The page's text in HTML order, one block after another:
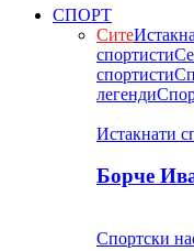
СПОРТ
Сите
спортисти
спортисти
легенди
Истакнати
Борче
Спортски